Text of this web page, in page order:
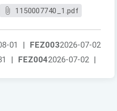
1150007740_1.pdf
FEZ0032026-07-02
01
|
FEZ0042026-07-02 |
|